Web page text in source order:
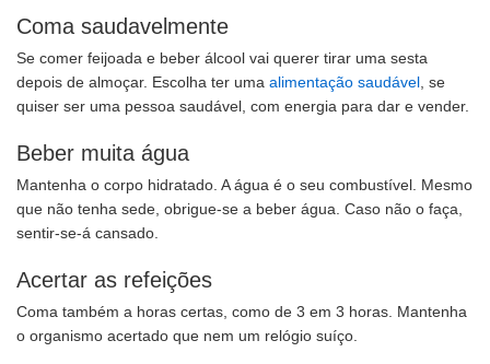
Coma saudavelmente
Se comer feijoada e beber álcool vai querer tirar uma sesta
depois de almoçar. Escolha ter uma alimentação saudável , se
quiser ser uma pessoa saudável, com energia para dar e vender.
Beber muita água
Mantenha o corpo hidratado. A água é o seu combustível. Mesmo
que não tenha sede, obrigue-se a beber água. Caso não o faça,
sentir-se-á cansado.
Acertar as refeições
Coma também a horas certas, como de 3 em 3 horas. Mantenha
o organismo acertado que nem um relógio suíço.